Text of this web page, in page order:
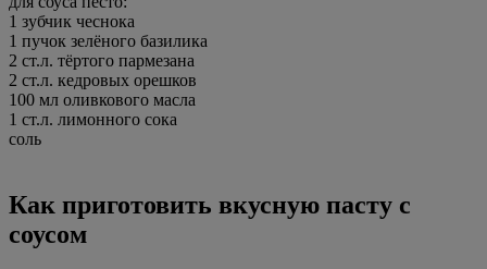
1 зубчик чеснока
1 пучок зелёного базилика
2 ст.л. тёртого пармезана
2 ст.л. кедровых орешков
100 мл оливкового масла
1 ст.л. лимонного сока
соль
Как приготовить вкусную пасту с
соусом